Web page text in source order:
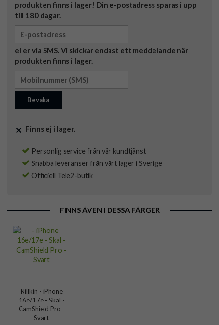
produkten finns i lager! Din e-postadress sparas i upp
till 180 dagar.
eller via SMS. Vi skickar endast ett meddelande när
produkten finns i lager.
Bevaka
Finns ej i lager.
Personlig service från vår kundtjänst
Snabba leveranser från vårt lager i Sverige
Officiell Tele2-butik
FINNS ÄVEN I DESSA FÄRGER
Nillkin - iPhone
16e/17e - Skal -
CamShield Pro -
Svart